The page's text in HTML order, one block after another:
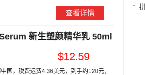
查看详情
新生塑颜精华乳 50ml
$12.59
国，税费运费4.36美元，到手约120元，